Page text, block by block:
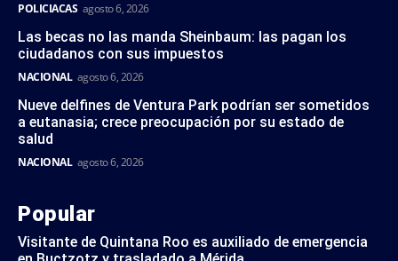
POLICIACAS agosto 6, 2026
Las becas no las manda Sheinbaum: las pagan los
ciudadanos con sus impuestos
NACIONAL agosto 6, 2026
Nueve delfines de Ventura Park podrían ser sometidos
a eutanasia; crece preocupación por su estado de
salud
NACIONAL agosto 6, 2026
Popular
Visitante de Quintana Roo es auxiliado de emergencia